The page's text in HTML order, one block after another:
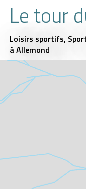
Le tour
Loisirs sportifs,
à Allemond